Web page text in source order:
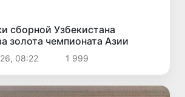
сборной Узбекистана
золота чемпионата Азии
08:22 1 999